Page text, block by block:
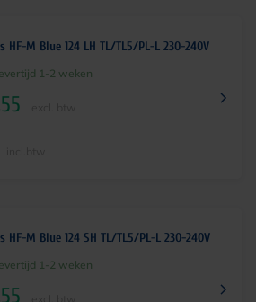
HF-M Blue 124 LH TL/TL5/PL-L 230-240V
1-2 weken
HF-M Blue 124 SH TL/TL5/PL-L 230-240V
1-2 weken